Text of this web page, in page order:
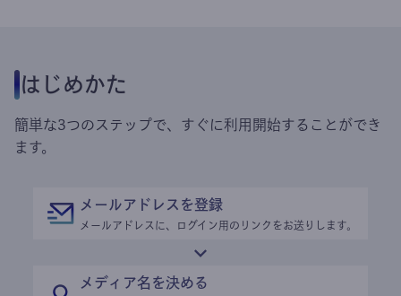
はじめかた
簡単な3つのステップで、すぐに利用開始することができ
ます。
メールアドレスを登録
メールアドレスに、ログイン用のリンクをお送りします。
メディア名を決める